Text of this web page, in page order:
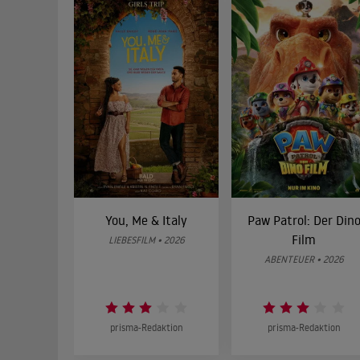
You, Me & Italy
LIEBESFILM • 2026
prisma-Redaktion
Paw Patrol: Der Dino
Film
ABENTEUER • 2026
prisma-Redaktion